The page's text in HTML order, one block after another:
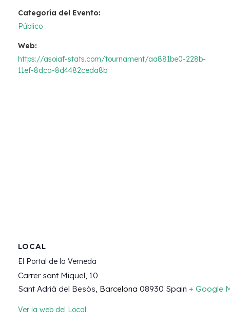
Categoría del Evento:
Público
Web:
https://asoiaf-stats.com/tournament/aa881be0-228b-
11ef-8dca-8d4482ceda8b
LOCAL
El Portal de la Verneda
Carrer sant Miquel, 10
Sant Adrià del Besòs, Barcelona 08930 Spain + Google
Ver la web del Local